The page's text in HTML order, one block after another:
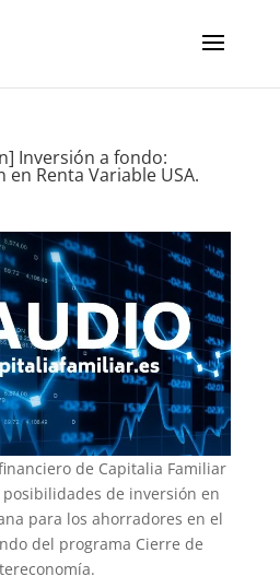
Inversión a fondo:
Renta Variable USA.
de Capitalia Familiar
posibilidades de inversión en
para los ahorradores en el
del programa Cierre de